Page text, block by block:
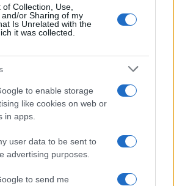
Collection, Use,
or Sharing of my
Is Unrelated with the
it was collected.
to enable storage
like cookies on web or
in apps.
user data to be sent to
advertising purposes.
to send me
Cabras